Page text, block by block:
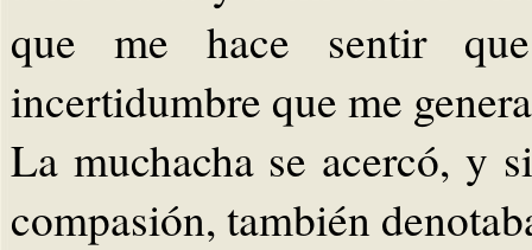
que me hace sentir
incertidumbre que me
La muchacha se acercó, y
compasión, también